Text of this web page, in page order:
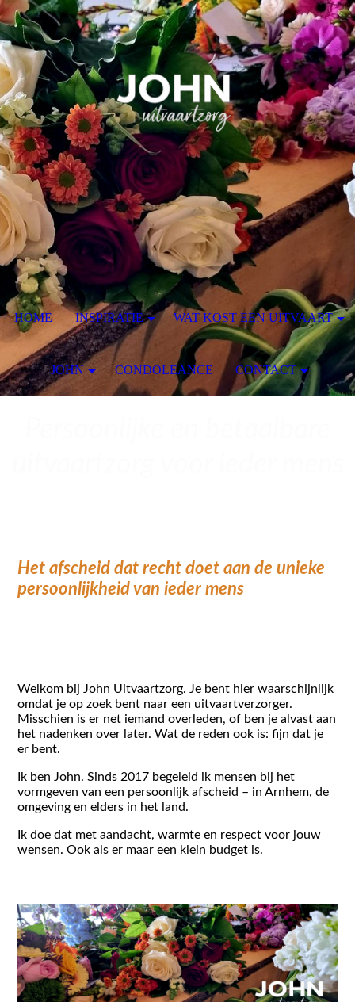
Het afscheid dat recht doet aan de unieke
persoonlijkheid van ieder mens
Welkom bij John Uitvaartzorg. Je bent hier waarschijnlijk
omdat je op zoek bent naar een uitvaartverzorger.
Misschien is er net iemand overleden, of ben je alvast aan
het nadenken over later. Wat de reden ook is: fijn dat je
er bent.
Ik ben John. Sinds 2017 begeleid ik mensen bij het
vormgeven van een persoonlijk afscheid – in Arnhem, de
omgeving en elders in het land.
Ik doe dat met aandacht, warmte en respect voor jouw
wensen. Ook als er maar een klein budget is.
HOME INSPIRATIE WAT KOST EEN UITVAART
JOHN CONDOLEANCE CONTACT